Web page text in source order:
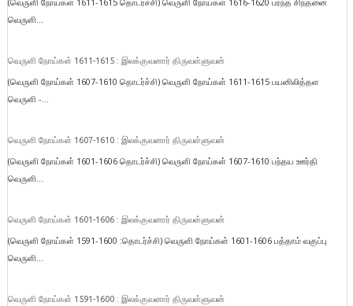
வெருளி...
வெருளி நோய்கள் 1611-1615 : இலக்குவனார் திருவள்ளுவன்
(வெருளி நோய்கள் 1607-1610 தொடர்ச்சி) வெருளி நோய்கள் 1611-1615 பயனிலித்தள
வெருளி -...
வெருளி நோய்கள் 1607-1610 : இலக்குவனார் திருவள்ளுவன்
(வெருளி நோய்கள் 1601-1606 தொடர்ச்சி) வெருளி நோய்கள் 1607-1610 பந்தய ஊர்தி
வெருளி...
வெருளி நோய்கள் 1601-1606 : இலக்குவனார் திருவள்ளுவன்
(வெருளி நோய்கள் 1591-1600 :தொடர்ச்சி) வெருளி நோய்கள் 1601-1606 பத்தாம் வகுப்பு
வெருளி...
வெருளி நோய்கள் 1591-1600 : இலக்குவனார் திருவள்ளுவன்